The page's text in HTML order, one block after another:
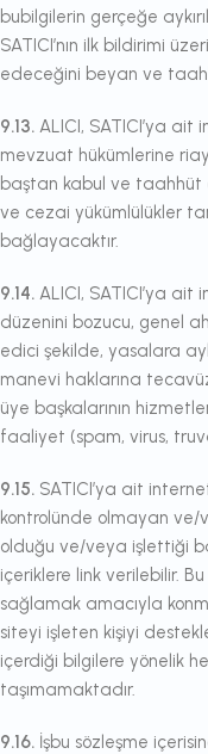
bubilgilerin gerçeğe
SATICI’nın ilk bildirimi
edeceğini beyan ve
9.13. ALICI, SATICI’ya ait
mevzuat hükümlerine
baştan kabul ve taahhüt
ve cezai yükümlülükler
bağlayacaktır.
9.14. ALICI, SATICI’ya ait
düzenini bozucu, genel
edici şekilde, yasalara
manevi haklarına
üye başkalarının
faaliyet (spam, virus,
9.15. SATICI’ya ait
kontrolünde olmayan ve/
olduğu ve/veya işlettiği
içeriklere link verilebilir. Bu
sağlamak amacıyla
siteyi işleten kişiyi
içerdiği bilgilere yönelik
taşımamaktadır.
9.16. İşbu sözleşme